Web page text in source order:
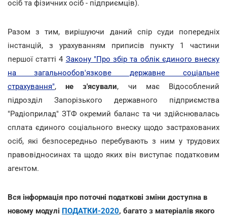
осіб та фізичних осіб - підприємців).
Разом з тим, вирішуючи даний спір суди попередніх
інстанцій, з урахуванням приписів пункту 1 частини
першої статті 4 Закону "Про збір та облік єдиного внеску
на загальнообов'язкове державне соціальне
страхування",не з'ясували, чи має Відособлений
підрозділ Запорізького державного підприємства
"Радіоприлад" ЗТФ окремий баланс та чи здійснювалась
сплата єдиного соціального внеску щодо застрахованих
осіб, які безпосередньо перебувають з ним у трудових
правовідносинах та щодо яких він виступає податковим
агентом.
Вся інформація про поточні податкові зміни доступна в
новому модулі ПОДАТКИ-2020, багато з матеріалів якого